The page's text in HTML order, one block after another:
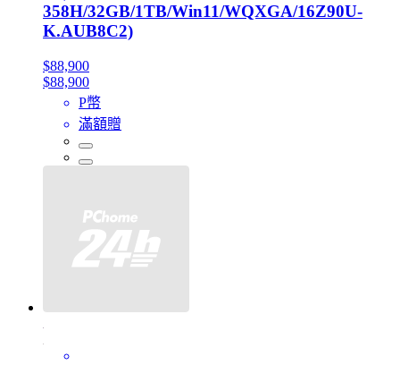
358H/32GB/1TB/Win11/WQXGA/16Z90U-
K.AUB8C2)
$88,900
$88,900
P幣
滿額贈